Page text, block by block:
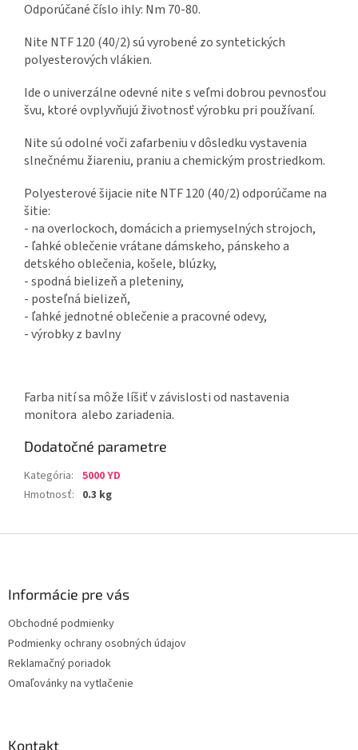
Odporúčané číslo ihly: Nm 70-80.
Nite NTF 120 (40/2) sú vyrobené zo syntetických
polyesterových vlákien.
Ide o univerzálne odevné nite s veľmi dobrou pevnosťou
švu, ktoré ovplyvňujú životnosť výrobku pri používaní.
Nite sú odolné voči zafarbeniu v dôsledku vystavenia
slnečnému žiareniu, praniu a chemickým prostriedkom.
Polyesterové šijacie nite NTF 120 (40/2) odporúčame na
šitie:
- na overlockoch, domácich a priemyselných strojoch,
- ľahké oblečenie vrátane dámskeho, pánskeho a
detského oblečenia, košele, blúzky,
- spodná bielizeň a pleteniny,
- posteľná bielizeň,
- ľahké jednotné oblečenie a pracovné odevy,
- výrobky z bavlny
Farba nití sa môže líšiť v závislosti od nastavenia
monitora alebo zariadenia.
Dodatočné parametre
Kategória: 5000 YD
Hmotnosť: 0.3 kg
Informácie pre vás
Obchodné podmienky
Podmienky ochrany osobných údajov
Reklamačný poriadok
Omaľovánky na vytlačenie
Kontakt